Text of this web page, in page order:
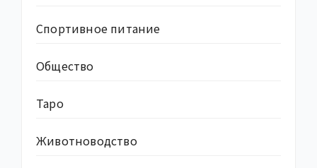
Спортивное питание
Общество
Таро
Животноводство